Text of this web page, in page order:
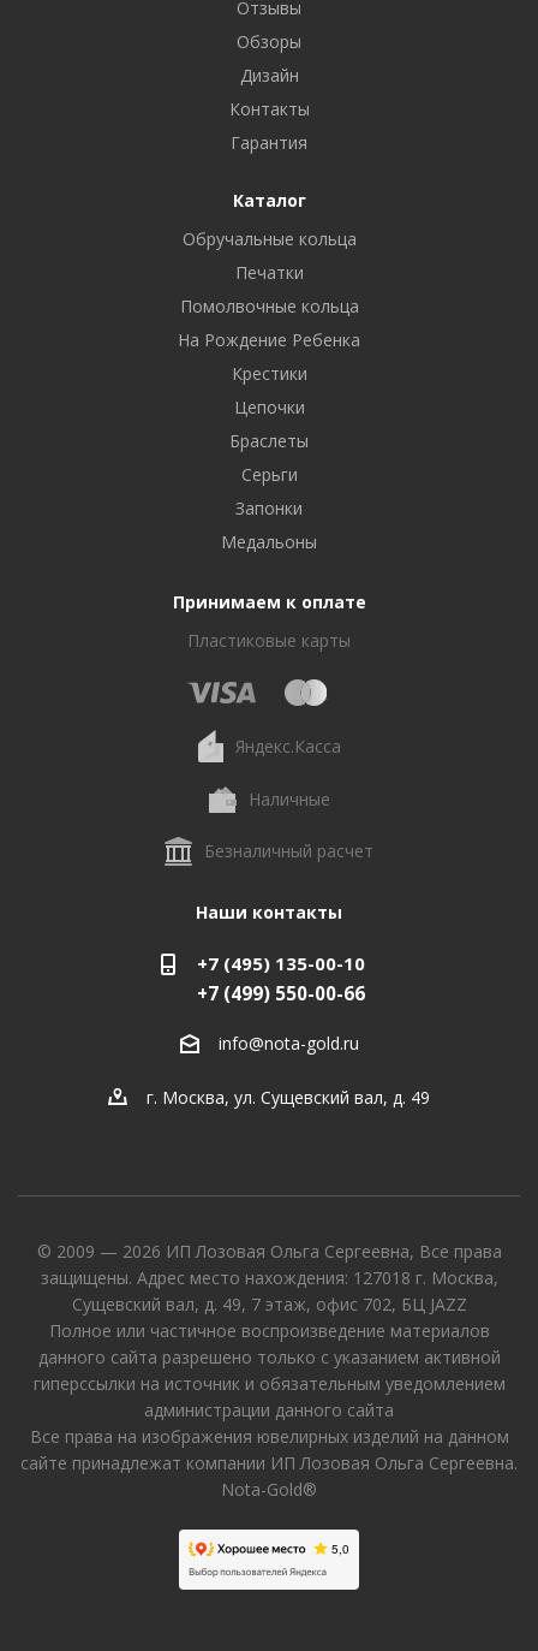
Отзывы
Обзоры
Дизайн
Контакты
Гарантия
Каталог
Обручальные кольца
Печатки
Помолвочные кольца
На Рождение Ребенка
Крестики
Цепочки
Браслеты
Серьги
Запонки
Медальоны
Принимаем к оплате
Пластиковые карты
Яндекс.Касса
Наличные
Безналичный расчет
Наши контакты
+7 (495) 135-00-10
+7 (499) 550-00-66
info@nota-gold.ru
г. Москва, ул. Сущевский вал, д. 49
© 2009 — 2026 ИП Лозовая Ольга Сергеевна, Все права
защищены. Адрес место нахождения: 127018 г. Москва,
Сущевский вал, д. 49, 7 этаж, офис 702, БЦ JAZZ
Полное или частичное воспроизведение материалов
данного сайта разрешено только с указанием активной
гиперссылки на источник и обязательным уведомлением
администрации данного сайта
Все права на изображения ювелирных изделий на данном
сайте принадлежат компании ИП Лозовая Ольга Сергеевна.
Nota-Gold®